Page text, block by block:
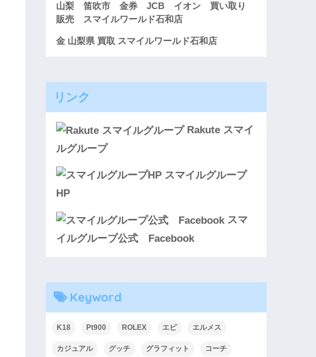
山梨 笛吹市 金券 JCB イオン 買い取り
販売 スマイルワールド石和店
金 山梨県 買取 スマイルワールド石和店
リンク
Rakute スマイ
ルグループ
スマイルグループ
HP
スマ
イルグループ公式 Facebook
Keyword
K18 Pt900 ROLEX エピ エルメス
カジュアル グッチ グラフィット コーチ